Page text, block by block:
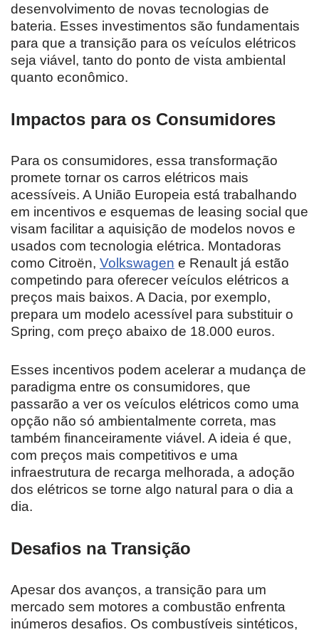
desenvolvimento de novas tecnologias de
bateria. Esses investimentos são fundamentais
para que a transição para os veículos elétricos
seja viável, tanto do ponto de vista ambiental
quanto econômico.
Impactos para os Consumidores
Para os consumidores, essa transformação
promete tornar os carros elétricos mais
acessíveis. A União Europeia está trabalhando
em incentivos e esquemas de leasing social que
visam facilitar a aquisição de modelos novos e
usados com tecnologia elétrica. Montadoras
como Citroën, Volkswagen e Renault já estão
competindo para oferecer veículos elétricos a
preços mais baixos. A Dacia, por exemplo,
prepara um modelo acessível para substituir o
Spring, com preço abaixo de 18.000 euros.
Esses incentivos podem acelerar a mudança de
paradigma entre os consumidores, que
passarão a ver os veículos elétricos como uma
opção não só ambientalmente correta, mas
também financeiramente viável. A ideia é que,
com preços mais competitivos e uma
infraestrutura de recarga melhorada, a adoção
dos elétricos se torne algo natural para o dia a
dia.
Desafios na Transição
Apesar dos avanços, a transição para um
mercado sem motores a combustão enfrenta
inúmeros desafios. Os combustíveis sintéticos,